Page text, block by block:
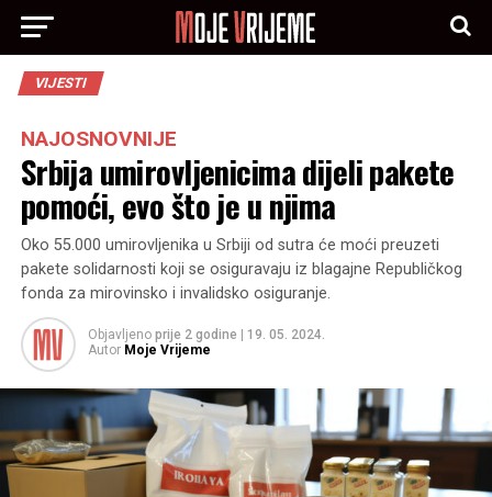
VIJESTI
NAJOSNOVNIJE
Srbija umirovljenicima dijeli pakete
pomoći, evo što je u njima
Oko 55.000 umirovljenika u Srbiji od sutra će moći preuzeti
pakete solidarnosti koji se osiguravaju iz blagajne Republičkog
fonda za mirovinsko i invalidsko osiguranje.
Objavljeno prije 2 godine
19. 05. 2024.
Autor Moje Vrijeme